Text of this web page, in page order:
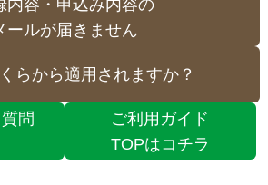
内容・申込み内容の
ールが届きません
らから適用されますか？
問
ご利用ガイド
TOPはコチラ